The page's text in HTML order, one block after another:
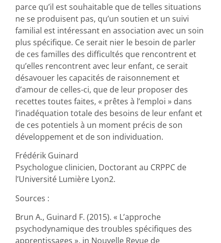
parce qu’il est souhaitable que de telles situations
ne se produisent pas, qu’un soutien et un suivi
familial est intéressant en association avec un soin
plus spécifique. Ce serait nier le besoin de parler
de ces familles des difficultés que rencontrent et
qu’elles rencontrent avec leur enfant, ce serait
désavouer les capacités de raisonnement et
d’amour de celles-ci, que de leur proposer des
recettes toutes faites, « prêtes à l’emploi » dans
l’inadéquation totale des besoins de leur enfant et
de ces potentiels à un moment précis de son
développement et de son individuation.
Frédérik Guinard
Psychologue clinicien, Doctorant au CRPPC de
l’Université Lumière Lyon2.
Sources :
Brun A., Guinard F. (2015). « L’approche
psychodynamique des troubles spécifiques des
apprentissages », in Nouvelle Revue de